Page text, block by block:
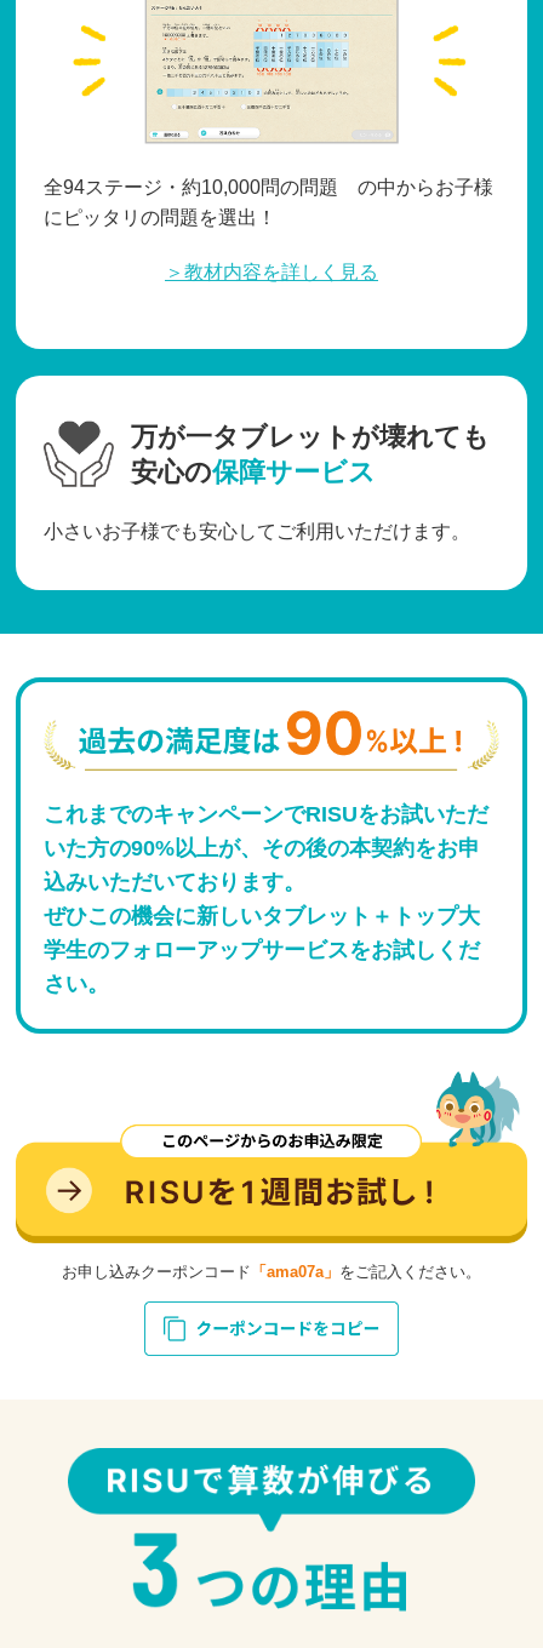
全94ステージ・約10,000問の問題 の中からお子様
にピッタリの問題を選出！
＞教材内容を詳しく見る
万が一タブレットが壊れても
安心の保障サービス
小さいお子様でも安心してご利用いただけます。
これまでのキャンペーンでRISUをお試いただ
いた方の90%以上が、その後の本契約をお申
込みいただいております。
ぜひこの機会に新しいタブレット＋トップ大
学生のフォローアップサービスをお試しくだ
さい。
お申し込みクーポンコード 「ama07a」 をご記入ください。